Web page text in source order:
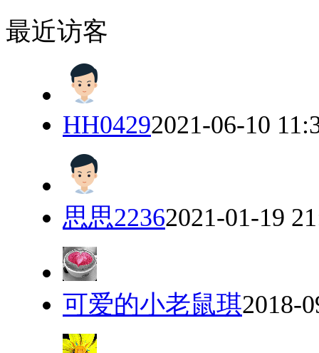
最近访客
HH04292021-06-10
思思22362021-01-19
可爱的小老鼠琪2018-